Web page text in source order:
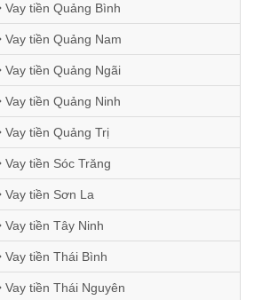
Vay tiền Quảng Bình
Vay tiền Quảng Nam
Vay tiền Quảng Ngãi
Vay tiền Quảng Ninh
Vay tiền Quảng Trị
Vay tiền Sóc Trăng
Vay tiền Sơn La
Vay tiền Tây Ninh
Vay tiền Thái Bình
Vay tiền Thái Nguyên